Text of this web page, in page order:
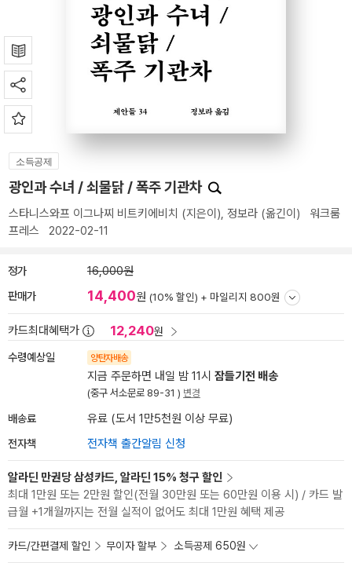
소득공제
광인과 수녀 / 쇠물닭 / 폭주 기관차
스타니스와프 이그나찌 비트키에비치 (지은이), 정보라 (옮긴이) 워크룸
프레스 2022-02-11
정가 16,000원
판매가 14,400원 (10% 할인) + 마일리지 800원
카드최대혜택가 12,240원
수령예상일 양탄자배송
지금 주문하면 내일 밤 11시 잠들기전 배송
(중구 서소문로 89-31 ) 변경
배송료 유료 (도서 1만5천원 이상 무료)
전자책 전자책 출간알림 신청
알라딘 만권당 삼성카드, 알라딘 15% 청구 할인
최대 1만원 또는 2만원 할인(전월 30만원 또는 60만원 이용 시) / 카드 발
급월 +1개월까지는 전월 실적이 없어도 최대 1만원 혜택 제공
카드/간편결제 할인 무이자 할부 소득공제 650원